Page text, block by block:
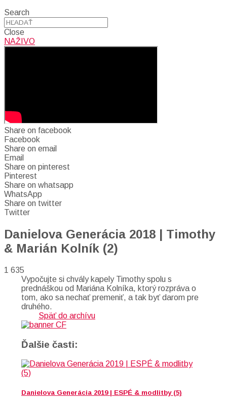
Search
Close
NAŽIVO
Share on facebook
Facebook
Share on email
Email
Share on pinterest
Pinterest
Share on whatsapp
WhatsApp
Share on twitter
Twitter
Danielova Generácia 2018 | Timothy
& Marián Kolník (2)
1 635
Vypočujte si chvály kapely Timothy spolu s
prednáškou od Mariána Kolníka, ktorý rozpráva o
tom, ako sa nechať premeniť, a tak byť darom pre
druhého.
Späť do archívu
Ďalšie časti:
Danielova Generácia 2019 | ESPÉ & modlitby (5)